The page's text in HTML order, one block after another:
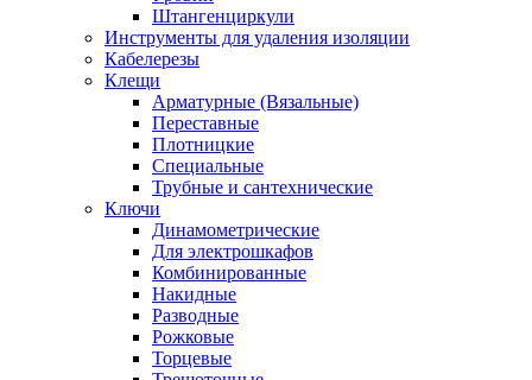
Штангенциркули
Инструменты для удаления изоляции
Кабелерезы
Клещи
Арматурные (Вязальные)
Переставные
Плотницкие
Специальные
Трубные и сантехнические
Ключи
Динамометрические
Для электрошкафов
Комбинированные
Накидные
Разводные
Рожковые
Торцевые